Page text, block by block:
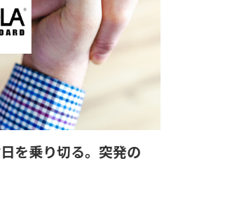
を乗り切る。突発の